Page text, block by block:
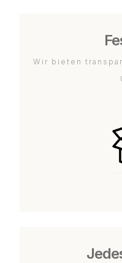
Wir bieten